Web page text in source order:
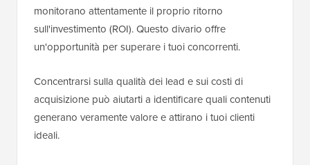
monitorano attentamente il proprio ritorno
sull'investimento (ROI). Questo divario offre
un'opportunità per superare i tuoi concorrenti.
Concentrarsi sulla qualità dei lead e sui costi di
acquisizione può aiutarti a identificare quali contenuti
generano veramente valore e attirano i tuoi clienti
ideali.